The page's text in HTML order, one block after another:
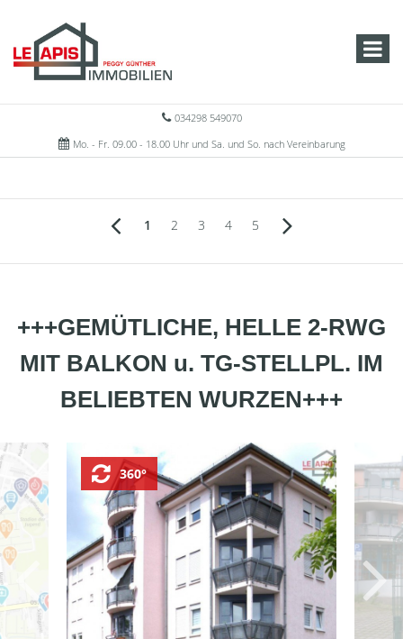
034298 549070
Mo. - Fr. 09.00 - 18.00 Uhr und Sa. und So. nach Vereinbarung
1 2 3 4 5
+++GEMÜTLICHE, HELLE 2-RWG
MIT BALKON u. TG-STELLPL. IM
BELIEBTEN WURZEN+++
360°